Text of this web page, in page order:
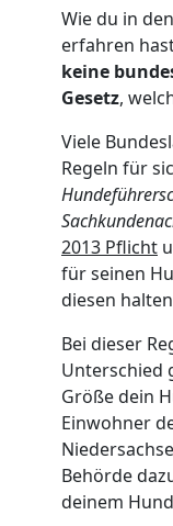
Wie du in
erfahren
keine
Gesetz,
Viele
Regeln für
2013 Pflicht
für seinen
diesen
Bei dieser
Unterschied
Größe dein
Einwohner
Behörde
deinem